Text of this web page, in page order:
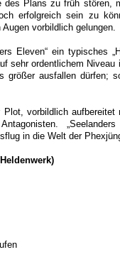
des Plans zu früh stören,
erfolgreich sein zu
vorbildlich gelungen.
Eleven“ ein typisches
sehr ordentlichem
größer ausfallen dürfen;
vorbildlich aufbereitet
in die Welt der